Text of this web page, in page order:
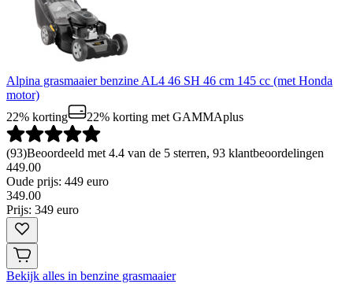
Alpina grasmaaier benzine AL4 46 SH 46 cm 145 cc (met Honda
motor)
22% korting
22% korting met GAMMAplus
(93)Beoordeeld met 4.4 van de 5 sterren, 93 klantbeoordelingen
449.00
Oude prijs: 449 euro
349.00
Prijs: 349 euro
Bekijk alles in benzine grasmaaier